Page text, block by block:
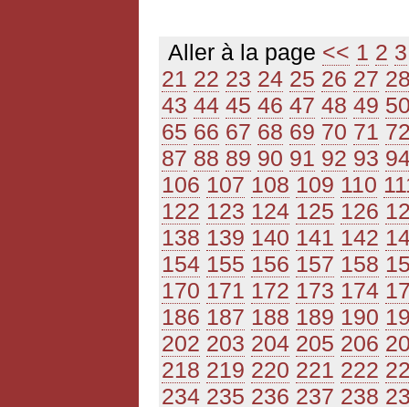
Aller à la page << 1 2 3
21 22 23 24 25 26 27
43 44 45 46 47 48 49
65 66 67 68 69 70 71
87 88 89 90 91 92 93
106 107 108 109 110
122 123 124 125 126
138 139 140 141 142
154 155 156 157 158
170 171 172 173 174
186 187 188 189 190
202 203 204 205 206
218 219 220 221 222
234 235 236 237 238